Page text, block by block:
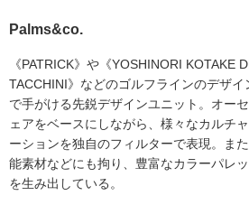
Palms&co.
《PATRICK》や《YOSHINORI KOTAKE
TACCHINI》などのゴルフラインのデザイ
で手がける先鋭デザインユニット。オー
ェアをベースにしながら、様々なカルチ
ーションを独自のフィルターで表現。ま
能素材などにも拘り、豊富なカラーパレ
を生み出している。